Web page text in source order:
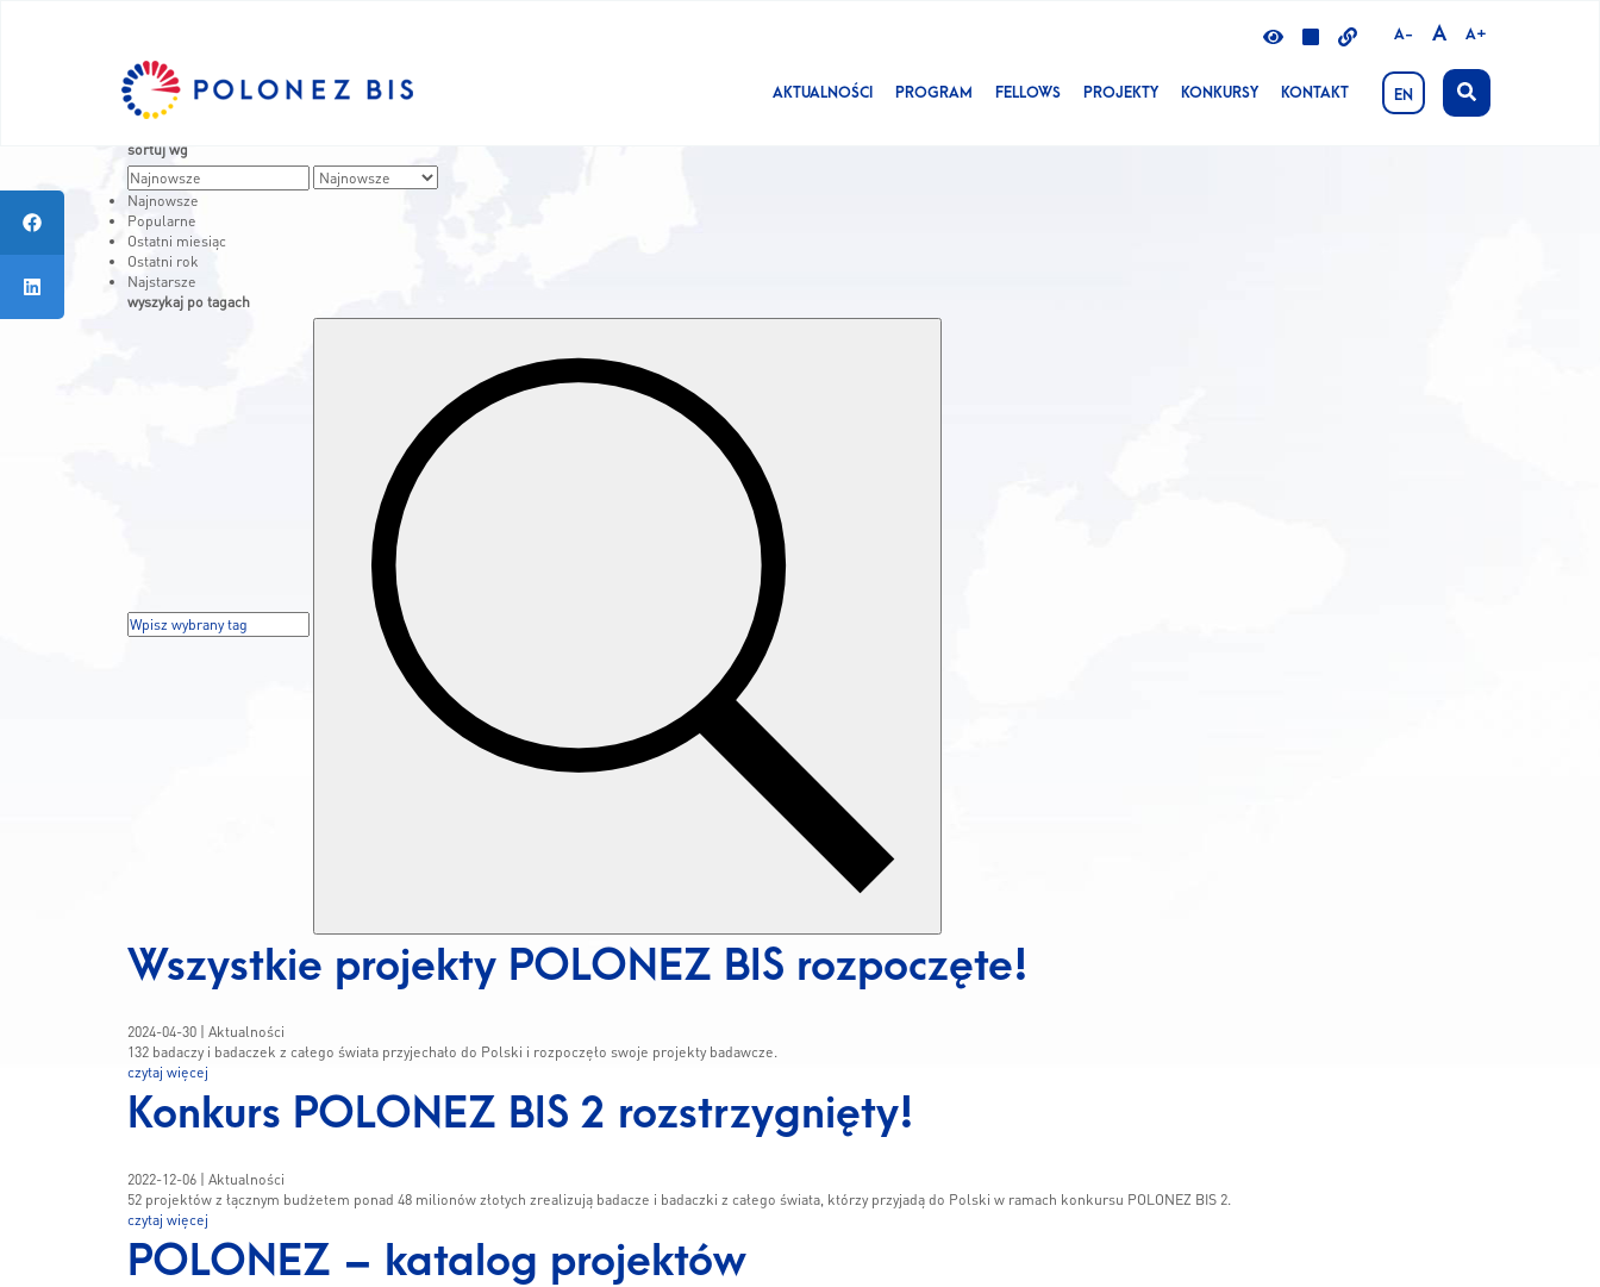
A- A A+
EN
AKTUALNOŚCI PROGRAM FELLOWS PROJEKTY KONKURSY
KONTAKT
EN
A-
Fellows
Projekty
sortuj wg
Najnowsze
Popularne
Ostatni miesiąc
Ostatni rok
Najstarsze
wyszykaj po tagach
Wszystkie projekty POLONEZ BIS rozpoczęte!
2024-04-30 | Aktualności
132 badaczy i badaczek z całego świata przyjechało do Polski i rozpoczęło swoje projekty badawcze.
czytaj więcej
Konkurs POLONEZ BIS 2 rozstrzygnięty!
2022-12-06 | Aktualności
52 projektów z łącznym budżetem ponad 48 milionów złotych zrealizują badacze i badaczki z całego świata, którzy przyjadą do Polski w ramach konkursu POLONEZ BIS 2.
czytaj więcej
POLONEZ – katalog projektów